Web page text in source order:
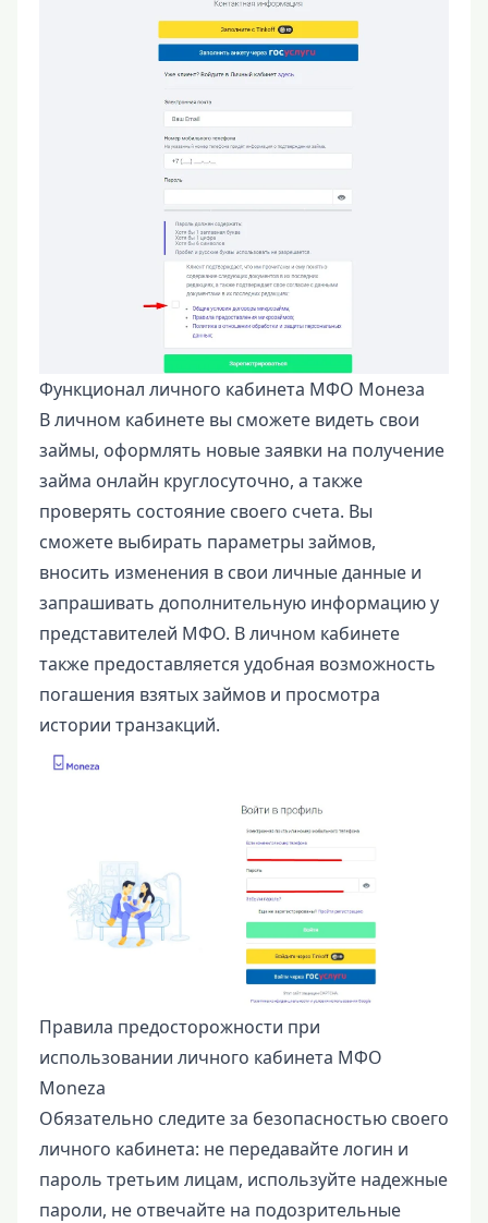
Функционал личного кабинета МФО Монеза
В личном кабинете вы сможете видеть свои
займы, оформлять новые заявки на получение
займа онлайн круглосуточно, а также
проверять состояние своего счета. Вы
сможете выбирать параметры займов,
вносить изменения в свои личные данные и
запрашивать дополнительную информацию у
представителей МФО. В личном кабинете
также предоставляется удобная возможность
погашения взятых займов и просмотра
истории транзакций.
Правила предосторожности при
использовании личного кабинета МФО
Moneza
Обязательно следите за безопасностью своего
личного кабинета: не передавайте логин и
пароль третьим лицам, используйте надежные
пароли, не отвечайте на подозрительные